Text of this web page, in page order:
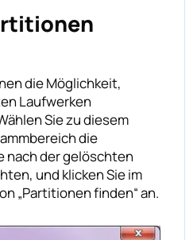
die Möglichkeit,
Laufwerken
Sie zu diesem
die
nach der gelöschten
und klicken Sie im
„Partitionen finden“ an.